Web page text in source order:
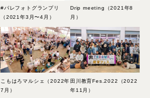
#パレフォトグランプリ
（2021年3月〜4月）
Drip meeting（2021年8
月）
こもはろマルシェ（2022年
7月）
田川教育Fes.2022（2022
年11月）